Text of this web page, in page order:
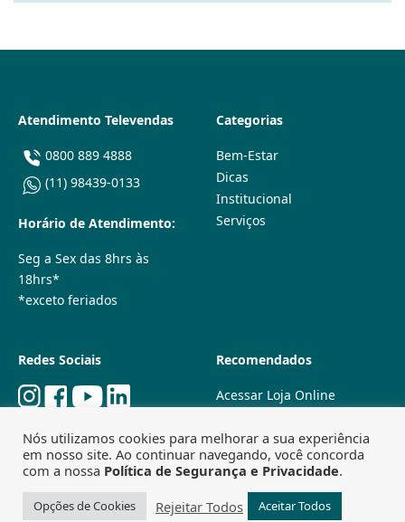
Atendimento Televendas
0800 889 4888
(11) 98439-0133
Horário de Atendimento:
Seg a Sex das 8hrs às
18hrs*
*exceto feriados
Categorias
Bem-Estar
Dicas
Institucional
Serviços
Redes Sociais Recomendados
Acessar Loja Online
Lojas Físicas
Trabalhe Conosco
Powered byAgência Especializada em SEO
Nós utilizamos cookies para melhorar a sua experiência
em nosso site. Ao continuar navegando, você concorda
com a nossa Política de Segurança e Privacidade.
Opções de Cookies Rejeitar Todos Aceitar Todos